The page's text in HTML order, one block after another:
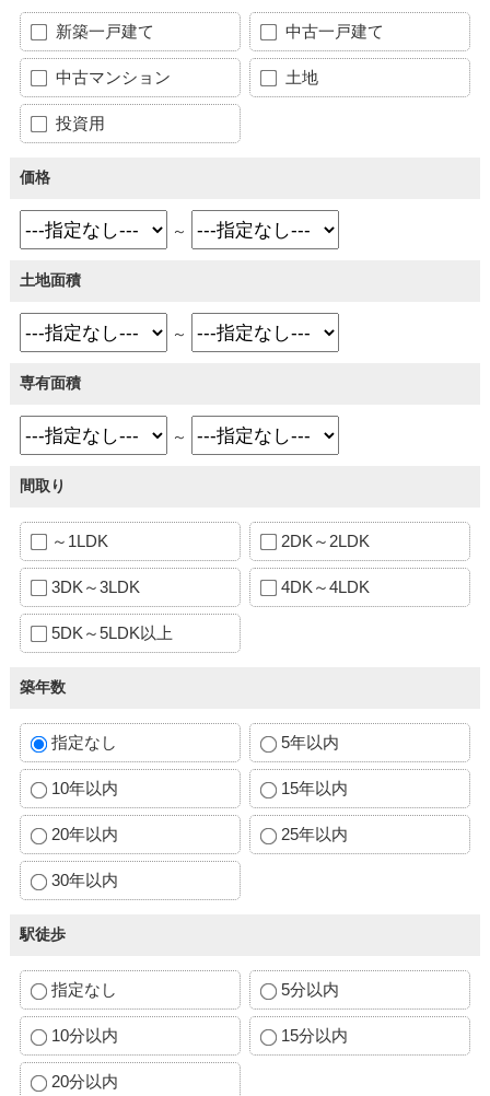
新築一戸建て 中古一戸建て
中古マンション 土地
投資用
価格
～
土地面積
～
専有面積
～
間取り
～1LDK 2DK～2LDK
3DK～3LDK 4DK～4LDK
5DK～5LDK以上
築年数
指定なし 5年以内
10年以内 15年以内
20年以内 25年以内
30年以内
駅徒歩
指定なし 5分以内
10分以内 15分以内
20分以内